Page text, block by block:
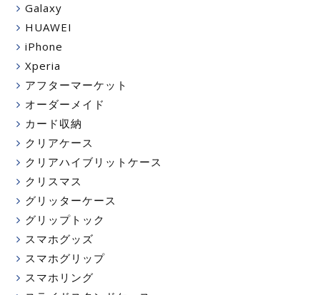
Galaxy
HUAWEI
iPhone
Xperia
アフターマーケット
オーダーメイド
カード収納
クリアケース
クリアハイブリットケース
クリスマス
グリッターケース
グリップトック
スマホグッズ
スマホグリップ
スマホリング